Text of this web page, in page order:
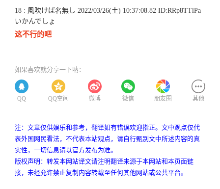
18 : 風吹けば名無し 2022/03/26(土) 10:37:08.82 ID:RRp8TTlPa
いかんでしょ
这不行的吧
如果喜欢就分享一下呐：
QQ QQ空间 微博 微信 朋友圈 其他
注：文章仅供娱乐和参考，翻译如有错误欢迎指正。文中观点仅代
表外国网民看法，不代表本站观点，请自行甄别文中所述内容的真
实性，一切信息请以官方发布为准。
版权声明：转发本网站译文请注明翻译来源于本网站和本页面链
接，未经允许禁止复制内容转载至任何其他网站或公共平台。